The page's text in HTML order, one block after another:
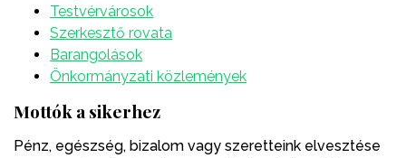
Testvérvárosok
Szerkesztő rovata
Barangolások
Önkormányzati közlemények
Mottók a sikerhez
Pénz, egészség, bizalom vagy szeretteink elvesztése